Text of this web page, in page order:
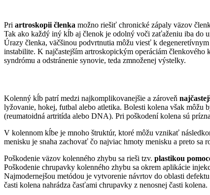
Pri artroskopii členka možno riešiť chronické zápaly väzov
Tak ako každý iný kĺb aj členok je odolný voči zaťaženiu iba do
Úrazy členka, väčšinou podvrtnutia môžu viesť k
instabilite. K najčastejším artroskopickým operáciám
syndrómu a odstránenie synovie, teda zmnoženej výstelky.
Kolenný kĺb patrí medzi najkomplikovanejšie a zároveň
lyžovanie, hokej, futbal alebo atletika. Bolesti kolena však môžu
(reumatoidná artritída alebo DNA). Pri poškodení kolena sú
V kolennom kĺbe je mnoho štruktúr, ktoré môžu vznikať
menisku je snaha zachovať čo najviac hmoty menisku a preto sa
Poškodenie väzov kolenného zhybu sa rieši tzv. plastikou
Poškodenie chrupavky kolenného zhybu sa okrem aplikácie
Najmodernejšou metódou je vytvorenie návrtov do oblasti
časti kolena nahrádza časťami chrupavky z nenosnej časti kolena.